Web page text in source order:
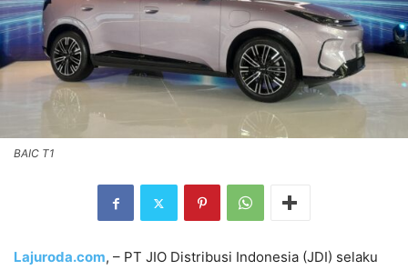
BAIC T1
Lajuroda.com, – PT JIO Distribusi Indonesia (JDI) selaku